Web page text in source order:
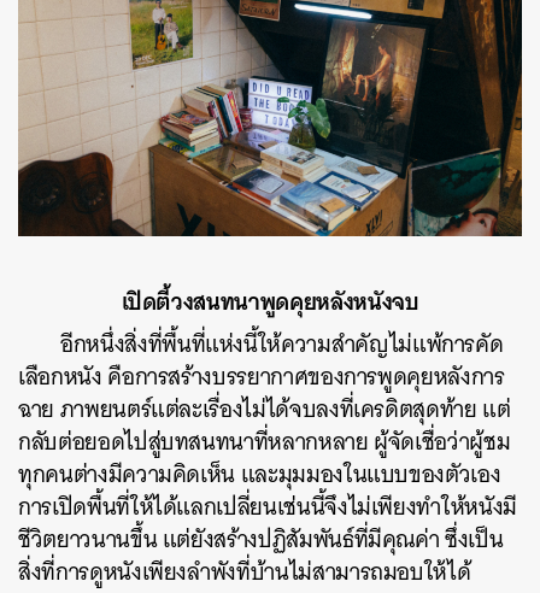
เปิดตี้วงสนทนาพูดคุยหลังหนังจบ
อีกหนึ่งสิ่งที่พื้นที่แห่งนี้ให้ความสำคัญไม่แพ้การคัด
เลือกหนัง คือการสร้างบรรยากาศของการพูดคุยหลังการ
ฉาย ภาพยนตร์แต่ละเรื่องไม่ได้จบลงที่เครดิตสุดท้าย แต่
กลับต่อยอดไปสู่บทสนทนาที่หลากหลาย ผู้จัดเชื่อว่าผู้ชม
ทุกคนต่างมีความคิดเห็น และมุมมองในแบบของตัวเอง
การเปิดพื้นที่ให้ได้แลกเปลี่ยนเช่นนี้จึงไม่เพียงทำให้หนังมี
ชีวิตยาวนานขึ้น แต่ยังสร้างปฏิสัมพันธ์ที่มีคุณค่า ซึ่งเป็น
สิ่งที่การดูหนังเพียงลำพังที่บ้านไม่สามารถมอบให้ได้